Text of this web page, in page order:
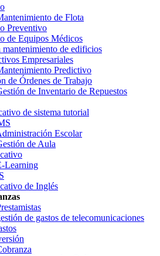
de Flota
Preventivo
de Equipos Médicos
mantenimiento de edificios
Empresariales
Predictivo
de Órdenes de Trabajo
de Inventario de Repuestos
de sistema tutorial
Escolar
de Aula
Learning
de Inglés
de gastos de telecomunicaciones